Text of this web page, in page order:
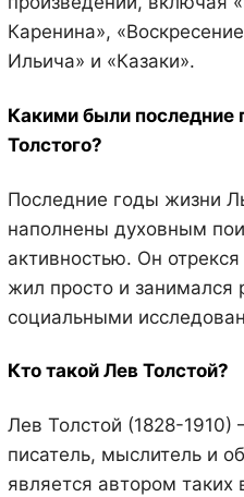
Каренина»,
Ильича» и «Казаки».
Какими были последние
Толстого?
Последние годы жизни
наполнены духовным
активностью. Он
жил просто и занимался
социальными
Кто такой Лев Толстой?
Лев Толстой (1828-
писатель, мыслитель и
является автором таких